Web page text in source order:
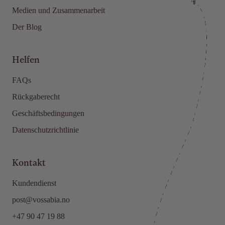
Medien und Zusammenarbeit
Der Blog
Helfen
FAQs
Rückgaberecht
Geschäftsbedingungen
Datenschutzrichtlinie
Kontakt
Kundendienst
post@vossabia.no
+47 90 47 19 88